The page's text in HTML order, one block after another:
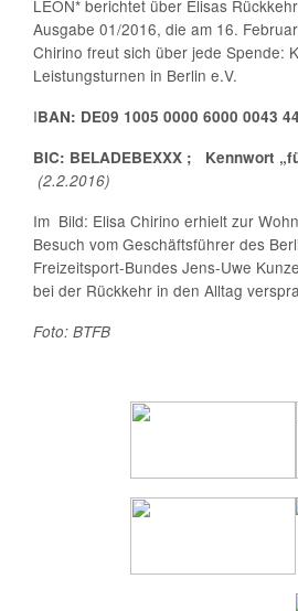
LEON* berichtet über Elisas
Ausgabe 01/2016, die am 16.
Chirino freut sich über jede Spende:
Leistungsturnen in Berlin e.V.
IBAN: DE09 1005 0000 6000 0043 44
BIC: BELADEBEXXX ; Kennwort
(2.2.2016)
Im Bild: Elisa Chirino erhielt zur
Besuch vom Geschäftsführer des
Freizeitsport-Bundes Jens-Uwe
bei der Rückkehr in den Alltag
Foto: BTFB